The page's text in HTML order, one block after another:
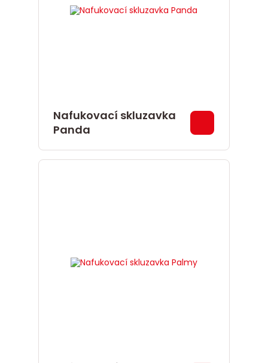
Nafukovací skluzavka
Panda